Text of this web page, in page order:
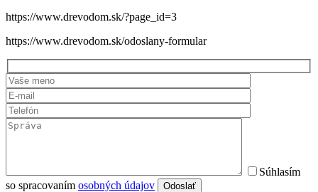
https://www.drevodom.sk/?page_id=3
https://www.drevodom.sk/odoslany-formular
Súhlasím
so spracovaním osobných údajov Odoslať